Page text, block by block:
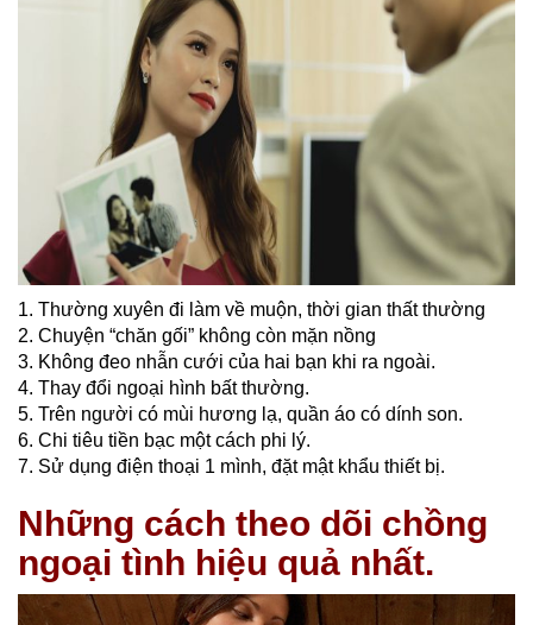
1. Thường xuyên đi làm về muộn, thời gian thất thường
2. Chuyện “chăn gối” không còn mặn nồng
3. Không đeo nhẫn cưới của hai bạn khi ra ngoài.
4. Thay đổi ngoại hình bất thường.
5. Trên người có mùi hương lạ, quần áo có dính son.
6. Chi tiêu tiền bạc một cách phi lý.
7. Sử dụng điện thoại 1 mình, đặt mật khẩu thiết bị.
Những cách theo dõi chồng
ngoại tình hiệu quả nhất.